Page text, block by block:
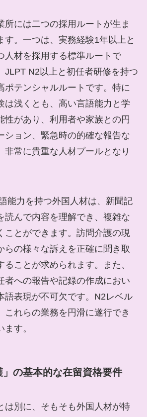
所には二つの採用ルートが生ま
す。一つは、実務経験1年以上と
人材を採用する標準ルートで
JLPT N2以上と初任者研修を持つ
ポテンシャルルートです。特に
は浅くとも、高い言語能力と学
性があり、利用者や家族との円
ション、緊急時の的確な報告な
非常に貴重な人材プールとなり
能力を持つ外国人材は、新聞記
読んで内容を理解でき、複雑な
ことができます。訪問介護の現
らの様々な訴えを正確に聞き取
ることが求められます。また、
者への報告や記録の作成におい
語表現が不可欠です。N2レベル
これらの業務を円滑に遂行でき
す。
の基本的な在留資格要件
は別に、そもそも外国人材が特